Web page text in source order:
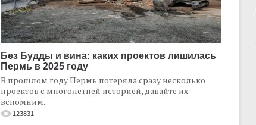
Без Будды и вина: каких проектов лишилась
Пермь в 2025 году
В прошлом году Пермь потеряла сразу несколько
проектов с многолетней историей, давайте их
вспомним.
123831